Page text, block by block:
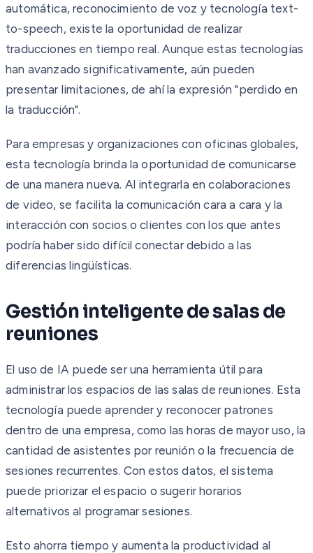
automática, reconocimiento de voz y tecnología text-
to-speech, existe la oportunidad de realizar
traducciones en tiempo real. Aunque estas tecnologías
han avanzado significativamente, aún pueden
presentar limitaciones, de ahí la expresión "perdido en
la traducción".
Para empresas y organizaciones con oficinas globales,
esta tecnología brinda la oportunidad de comunicarse
de una manera nueva. Al integrarla en colaboraciones
de video, se facilita la comunicación cara a cara y la
interacción con socios o clientes con los que antes
podría haber sido difícil conectar debido a las
diferencias lingüísticas.
Gestión inteligente de salas de
reuniones
El uso de IA puede ser una herramienta útil para
administrar los espacios de las salas de reuniones. Esta
tecnología puede aprender y reconocer patrones
dentro de una empresa, como las horas de mayor uso, la
cantidad de asistentes por reunión o la frecuencia de
sesiones recurrentes. Con estos datos, el sistema
puede priorizar el espacio o sugerir horarios
alternativos al programar sesiones.
Esto ahorra tiempo y aumenta la productividad al